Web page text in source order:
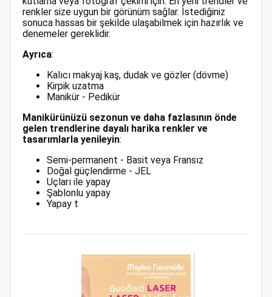
renkler size uygun bir görünüm sağlar. İstediğiniz
sonuca hassas bir şekilde ulaşabilmek için hazırlık ve
denemeler gereklidir.
Ayrıca:
Kalıcı makyaj kaş, dudak ve gözler (dövme)
Kirpik uzatma
Manikür - Pedikür
Manikürünüzü sezonun ve daha fazlasının önde
gelen trendlerine dayalı harika renkler ve
tasarımlarla yenileyin:
Semi-permanent - Basit veya Fransız
Doğal güçlendirme - JEL
Uçları ile yapay
Şablonlu yapay
Yapay t